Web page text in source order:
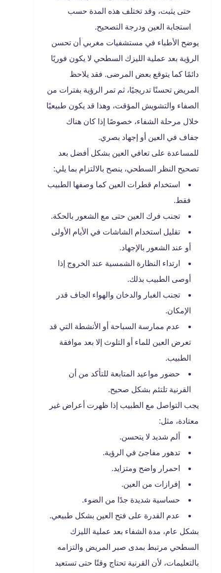
حتى يثبت، وقد تختلف هذه المدة حسب
استجابة العين ودرجة التصحيح.
يوضح الأطباء في مستشفيات مغربي أن تحسن
الرؤية بعد عملية الليزك السطحي لا يكون فوريًا
دائمًا كما يتوقع بعض المرضى. فقد يلاحظ
المريض تحسنًا تدريجيًا، ثم تمر الرؤية بفترات من
الصفاء والتشويش المؤقت، وهذا قد يكون طبيعيًا
خلال مرحلة الشفاء، خصوصًا إذا كان هناك
جفاف في العين أو إجهاد بصري.
للمساعدة على تعافي العين بشكل أفضل بعد
تصحيح النظر السطحي، ينصح بالالتزام بما يلي:
استخدام قطرات العين كما وصفها الطبيب
فقط.
تجنب فرك العين حتى مع الشعور بالحكة.
تقليل استخدام الشاشات في الأيام الأولى
أو عند الشعور بالإجهاد.
ارتداء النظارة الشمسية عند الخروج إذا
أوصى الطبيب بذلك.
تجنب الغبار والدخان والهواء الجاف قدر
الإمكان.
عدم ممارسة السباحة أو الأنشطة التي قد
تعرض العين للماء أو التلوث إلا بعد موافقة
الطبيب.
حضور مواعيد المتابعة للتأكد من أن
القرنية تلتئم بشكل صحيح.
يجب التواصل مع الطبيب إذا ظهرت أعراض غير
معتادة، مثل:
ألم شديد لا يتحسن.
تدهور مفاجئ في الرؤية.
احمرار واضح ومتزايد.
إفرازات من العين.
حساسية شديدة جدًا من الضوء.
عدم القدرة على فتح العين بشكل طبيعي.
بشكل عام، مدة الشفاء بعد عملية الليزك
السطحي مرتبط بمدى صبر المريض والتزامه
بالتعليمات، لأن القرنية تحتاج وقتًا حتى تستعيد